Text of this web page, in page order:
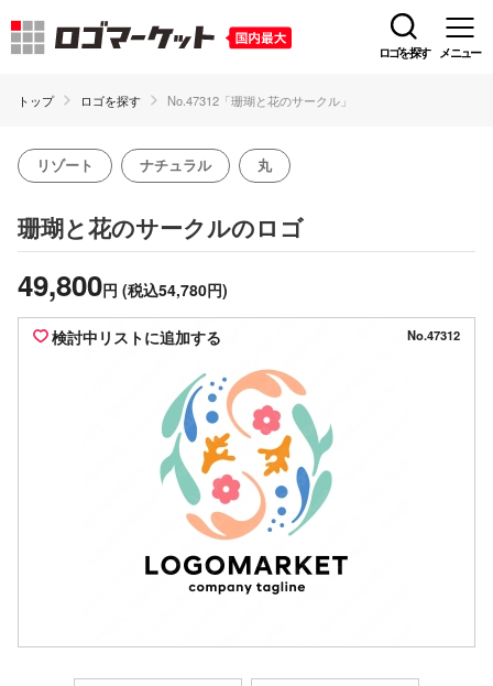
ロゴを探す メニュー
トップ ロゴを探す No.47312「珊瑚と花のサークル」
リゾート ナチュラル 丸
珊瑚と花のサークルのロゴ
49,800円 (税込54,780円)
検討中リストに追加する No.47312